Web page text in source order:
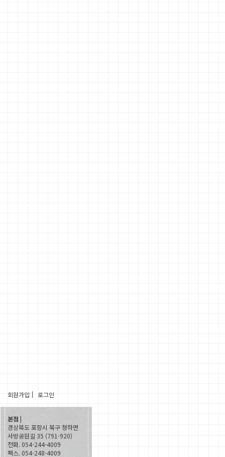
본점 |
경상북도 포항시 북구 청하면
사방공원길 35 (791-920)
전화. 054-244-4009
팩스. 054-248-4009
회원가입 로그인